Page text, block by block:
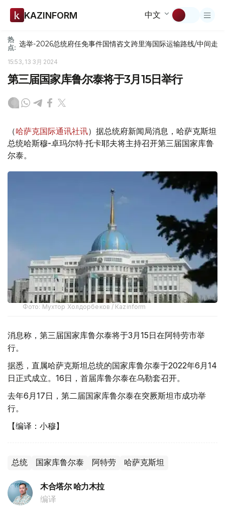
KAZINFORM 中文
热
点: 选举-2026总统府任免事件国情咨文跨里海国际运输路线/中间走廊
15:53, 13 3月 2024
第三届国家库鲁尔泰将于3月15日举行
（哈萨克国际通讯社讯）据总统府新闻局消息，哈萨克斯坦
总统哈斯穆-卓玛尔特·托卡耶夫将主持召开第三届国家库鲁
尔泰。
Фото: Мухтор Холдорбеков / Кazinform
消息称，第三届国家库鲁尔泰将于3月15日在阿特劳市举
行。
据悉，直属哈萨克斯坦总统的国家库鲁尔泰于2022年6月14
日正式成立。16日，首届库鲁尔泰在乌勒套召开。
去年6月17日，第二届国家库鲁尔泰在突厥斯坦市成功举
行。
【编译：小穆】
总统 国家库鲁尔泰 阿特劳 哈萨克斯坦
木合塔尔 哈力木拉
编译